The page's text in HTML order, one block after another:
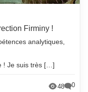
Firminy !
analytiques,
! Je suis très […]
48 0